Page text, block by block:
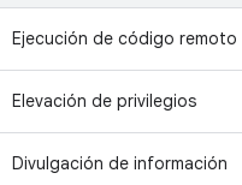
Ejecución de código remoto
Elevación de privilegios
Divulgación de información